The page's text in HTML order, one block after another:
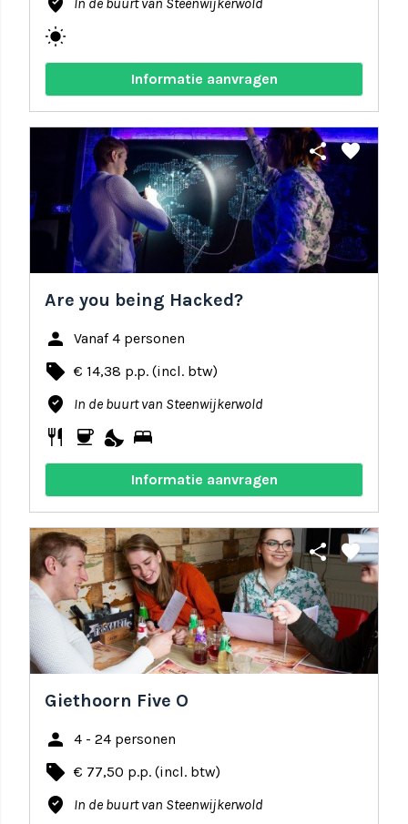
wb_sunny
Informatie aanvragen
share favorite
Are you being Hacked?
person Vanaf 4 personen
local_offer € 14,38 p.p. (incl. btw)
where_to_vote In de buurt van Steenwijkerwold
restaurant coffee nights_stay bed
Informatie aanvragen
share favorite
Giethoorn Five O
person 4 - 24 personen
local_offer € 77,50 p.p. (incl. btw)
where_to_vote In de buurt van Steenwijkerwold